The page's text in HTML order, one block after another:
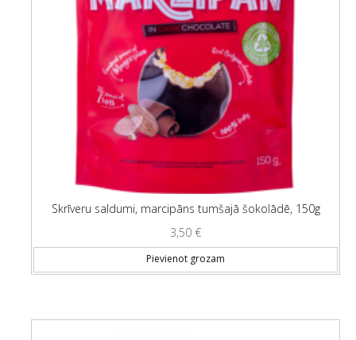
Skrīveru saldumi, marcipāns tumšajā šokolādē, 150g
3,50 €
Pievienot grozam